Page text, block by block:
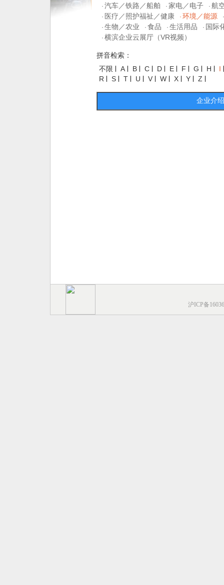
· 汽车／铁路／船舶 · 家电／电子 · 航
· 医疗／照护福祉／健康 · 环境／能源
·
· 生物／农业 · 食品 · 生活用品 · 国际
· 横滨企业云展厅（VR视频）
拼音检索：
不限
A B C D E F G H
I
R
S T U V W X Y Z
企业介绍
沪ICP备